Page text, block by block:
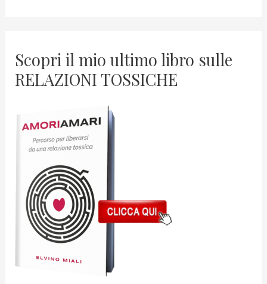
Scopri il mio ultimo libro sulle
RELAZIONI TOSSICHE